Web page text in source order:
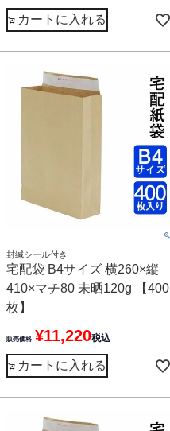
カートに入れる
封緘シール付き
宅配袋 B4サイズ 横260×縦
410×マチ80 未晒120g 【400
枚】
販売価格 ¥11,220税込
カートに入れる